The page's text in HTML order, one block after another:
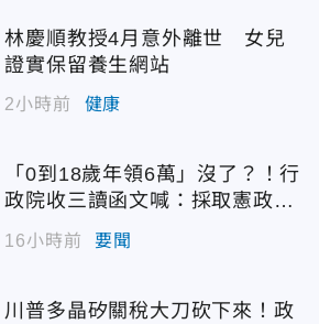
林慶順教授4月意外離世 女兒
證實保留養生網站
2小時前 健康
「0到18歲年領6萬」沒了？！行
政院收三讀函文喊：採取憲政作
16小時前 要聞
川普多晶矽關稅大刀砍下來！政